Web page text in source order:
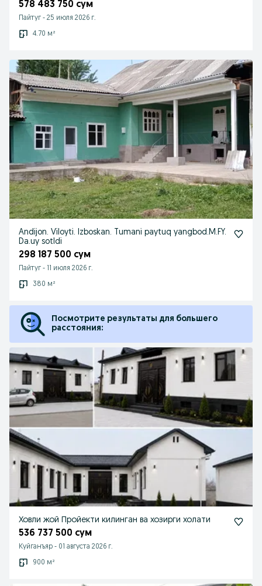
578 483 750 сум
Пайтуг - 25 июля 2026 г.
4.70 м²
Andijon. Viloyti. Izboskan. Tumani paytuq yangbod.M.FY.
Da.uy sotldi
298 187 500 сум
Пайтуг - 11 июля 2026 г.
380 м²
Посмотрите результаты для большего
расстояния:
Ховли жой Пройекти килинган ва хозирги холати
536 737 500 сум
Куйганъяр - 01 августа 2026 г.
900 м²